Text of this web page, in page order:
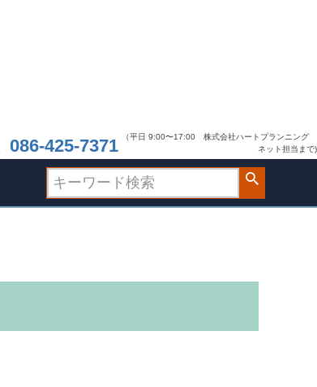
086-425-7371
（平日 9:00〜17:00 株式会社ハートプランニング
ネット担当まで)